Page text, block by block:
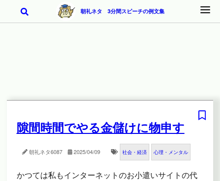
朝礼ネタ 3分間スピーチの例文集
隙間時間でやる金儲けに物申す
朝礼ネタ6087 2025/04/09 社会・経済 心理・メンタル
かつては私もインターネットのお小遣いサイトの代